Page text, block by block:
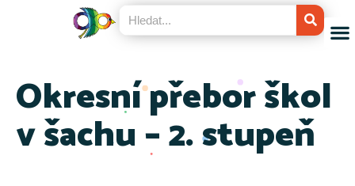
Okresní přebor škol
v šachu – 2. stupeň